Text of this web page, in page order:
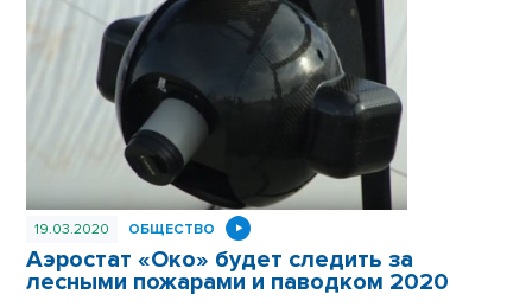
чрезвычайной ситуации.
19.03.2020 ОБЩЕСТВО
Аэростат «Око» будет следить за
лесными пожарами и паводком 2020